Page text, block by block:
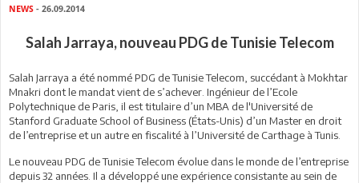
NEWS - 26.09.2014
Salah Jarraya, nouveau PDG de Tunisie Telecom
Salah Jarraya a été nommé PDG de Tunisie Telecom, succédant à Mokhtar
Mnakri dont le mandat vient de s’achever. Ingénieur de l’Ecole
Polytechnique de Paris, il est titulaire d’un MBA de l'Université de
Stanford Graduate School of Business (États-Unis) d’un Master en droit
de l’entreprise et un autre en fiscalité à l’Université de Carthage à Tunis.
Le nouveau PDG de Tunisie Telecom évolue dans le monde de l’entreprise
depuis 32 années. Il a développé une expérience consistante au sein de